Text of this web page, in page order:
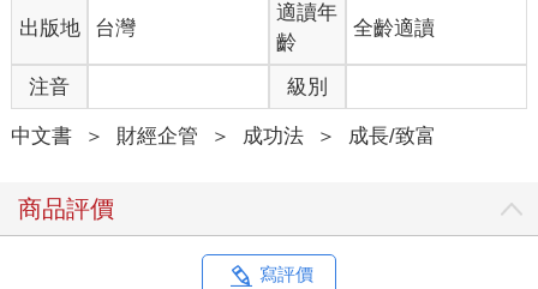
出版地 台灣
適讀年
齡
全齡適讀
注音 級別
中文書 ＞ 財經企管 ＞ 成功法 ＞ 成長/致富
商品評價
寫評價